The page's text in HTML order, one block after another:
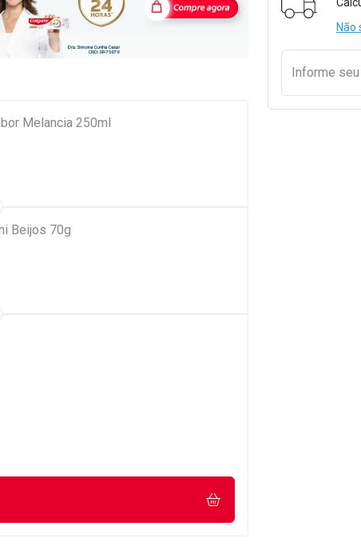
Não
Informe seu
Melancia 250ml
Beijos 70g